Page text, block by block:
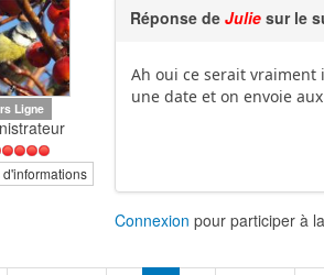
Ligne
d'informations
Réponse de Juliesur le
Ah oui ce serait vraiment
une date et on envoie
Connexion pour participer à